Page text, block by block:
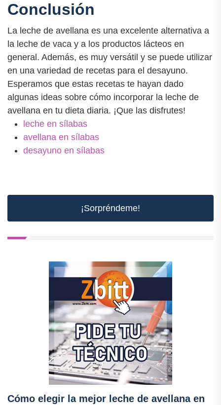
Conclusión
La leche de avellana es una excelente alternativa a
la leche de vaca y a los productos lácteos en
general. Además, es muy versátil y se puede utilizar
en una variedad de recetas para el desayuno.
Esperamos que estas recetas te hayan dado
algunas ideas sobre cómo incorporar la leche de
avellana en tu dieta diaria. ¡Que las disfrutes!
leche en sílabas
avellana en sílabas
desayuno en sílabas
¡Sorpréndeme!
Cómo elegir la mejor leche de avellana en